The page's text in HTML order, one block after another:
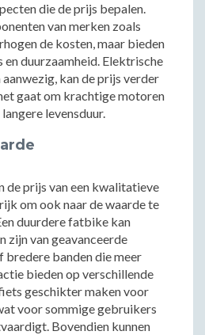
die de prijs bepalen.
van merken zoals
de kosten, maar bieden
duurzaamheid. Elektrische
kan de prijs verder
gaat om krachtige motoren
levensduur.
de prijs van een kwalitatieve
om ook naar de waarde te
duurdere fatbike kan
zijn van geavanceerde
banden die meer
bieden op verschillende
geschikter maken voor
voor sommige gebruikers
Bovendien kunnen